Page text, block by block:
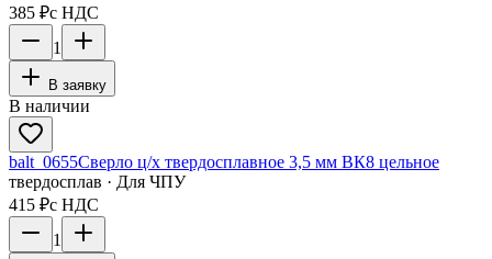
385 ₽с НДС
1
В заявку
В наличии
balt_0655Сверло ц/х твердосплавное 3,5 мм ВК8 цельное
твердосплав · Для ЧПУ
415 ₽с НДС
1